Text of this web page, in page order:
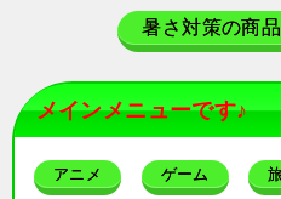
暑さ対策の商
メインメニューです♪
アニメ ゲーム